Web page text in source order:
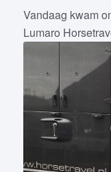
Vandaag kwam
Lumaro